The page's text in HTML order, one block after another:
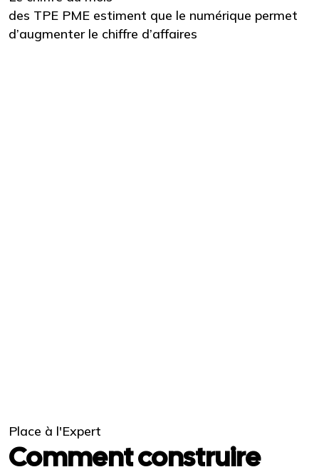
des TPE PME estiment que le numérique permet
d’augmenter le chiffre d’affaires
Place à l'Expert
Comment construire